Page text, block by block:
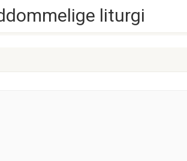
liturgi